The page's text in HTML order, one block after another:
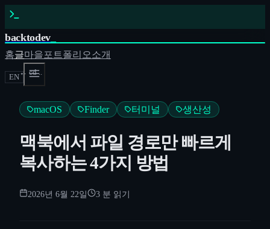
backtodev_
홈글마을포트폴리오소개
EN
← cd ..
macOS Finder 터미널 생산성
맥북에서 파일 경로만 빠르게
복사하는 4가지 방법
2026년 6월 22일 3 분 읽기